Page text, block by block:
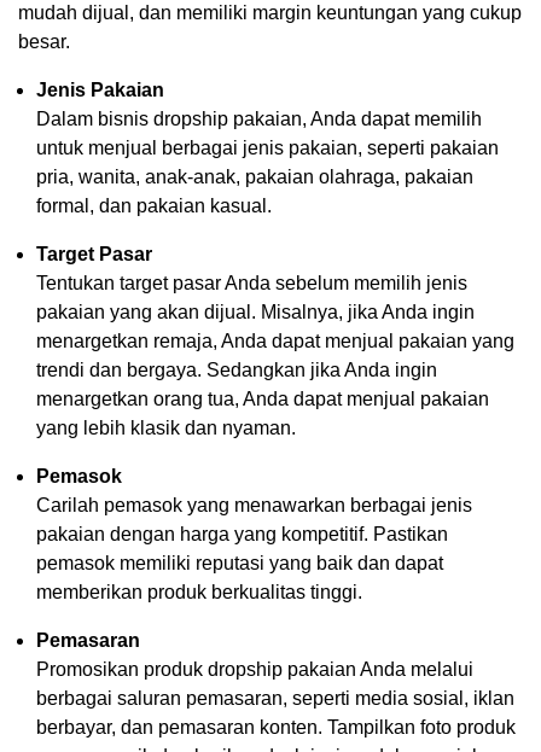
mudah dijual, dan memiliki margin keuntungan yang cukup
besar.
Jenis Pakaian
Dalam bisnis dropship pakaian, Anda dapat memilih
untuk menjual berbagai jenis pakaian, seperti pakaian
pria, wanita, anak-anak, pakaian olahraga, pakaian
formal, dan pakaian kasual.
Target Pasar
Tentukan target pasar Anda sebelum memilih jenis
pakaian yang akan dijual. Misalnya, jika Anda ingin
menargetkan remaja, Anda dapat menjual pakaian yang
trendi dan bergaya. Sedangkan jika Anda ingin
menargetkan orang tua, Anda dapat menjual pakaian
yang lebih klasik dan nyaman.
Pemasok
Carilah pemasok yang menawarkan berbagai jenis
pakaian dengan harga yang kompetitif. Pastikan
pemasok memiliki reputasi yang baik dan dapat
memberikan produk berkualitas tinggi.
Pemasaran
Promosikan produk dropship pakaian Anda melalui
berbagai saluran pemasaran, seperti media sosial, iklan
berbayar, dan pemasaran konten. Tampilkan foto produk